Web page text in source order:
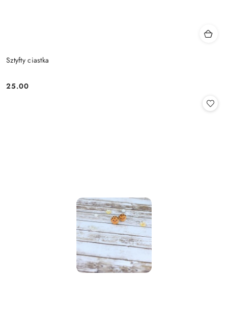
Sztyfty ciastka
Cena:
25.00